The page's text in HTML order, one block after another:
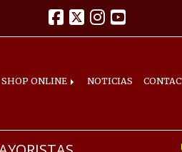
SHOP ONLINE NOTICIAS